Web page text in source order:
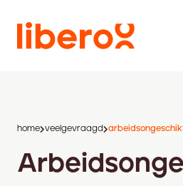
home veelgevraagd